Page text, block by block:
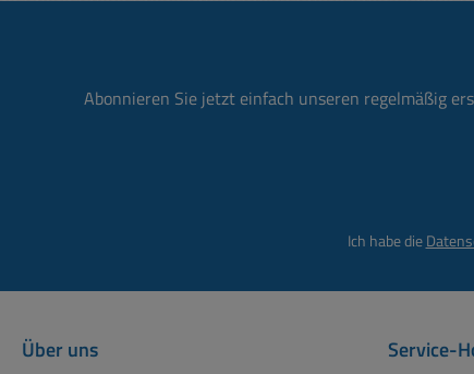
Temperatureinsatzbereich
1x Gelb, 1x
ohne
nur der
Abonnieren Sie jetzt einfach unseren regelmäßig
Ich habe die
Über uns Service-